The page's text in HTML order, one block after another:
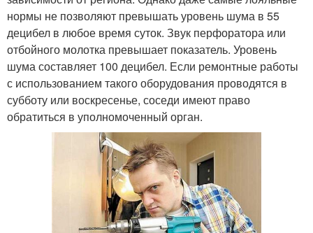
нормы не позволяют превышать уровень шума в 55
децибел в любое время суток. Звук перфоратора или
отбойного молотка превышает показатель. Уровень
шума составляет 100 децибел. Если ремонтные работы
с использованием такого оборудования проводятся в
субботу или воскресенье, соседи имеют право
обратиться в уполномоченный орган.